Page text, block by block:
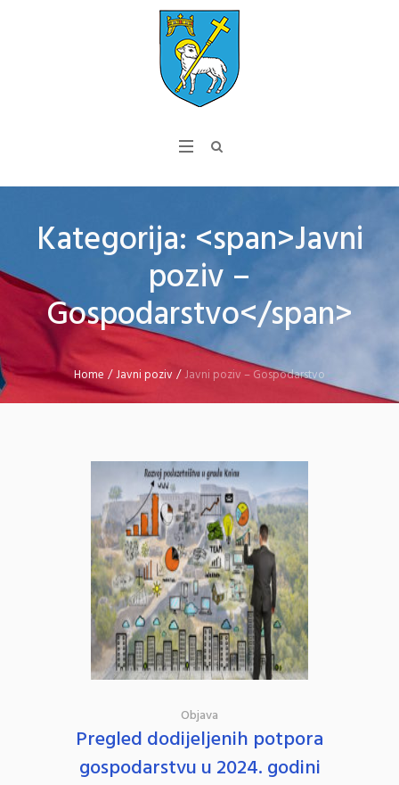
Kategorija: <span>Javni
poziv –
Gospodarstvo</span>
Home /Javni poziv /Javni poziv – Gospodarstvo
Objava
Pregled dodijeljenih potpora
gospodarstvu u 2024. godini